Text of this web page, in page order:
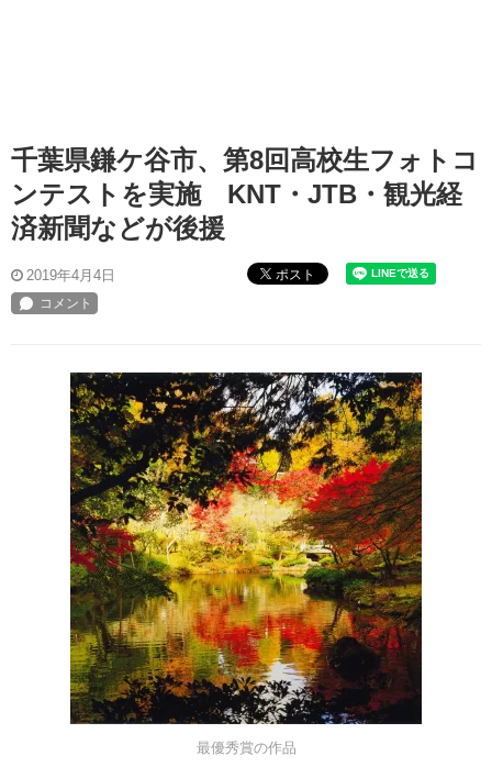
千葉県鎌ケ谷市、第8回高校生フォトコ
ンテストを実施 KNT・JTB・観光経
済新聞などが後援
2019年4月4日 ポスト
最優秀賞の作品